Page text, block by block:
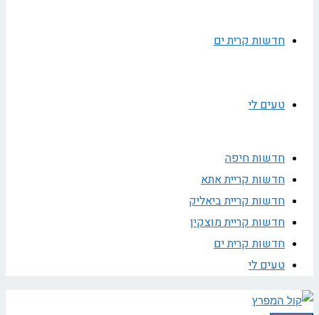
חדשות קרית ים
טעים לי
חדשות חיפה
חדשות קריית אתא
חדשות קריית ביאליק
חדשות קריית מוצקין
חדשות קרית ים
טעים לי